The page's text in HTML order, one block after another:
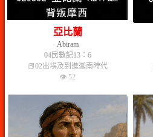
亞比蘭
Abiram
04民數記13：6
📕02出埃及到進迦南時代
👁 52